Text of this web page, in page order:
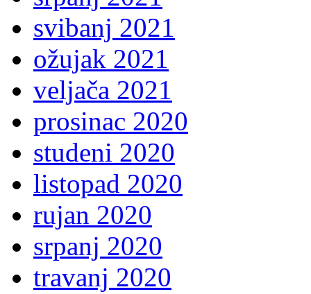
svibanj 2021
ožujak 2021
veljača 2021
prosinac 2020
studeni 2020
listopad 2020
rujan 2020
srpanj 2020
travanj 2020